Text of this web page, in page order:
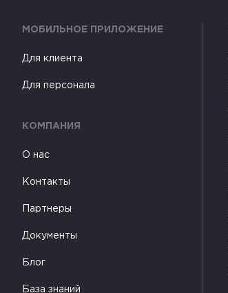
МОБИЛЬНОЕ ПРИЛОЖЕНИЕ
Для клиента
Для персонала
КОМПАНИЯ
О нас
Контакты
Партнеры
Документы
Блог
База знаний